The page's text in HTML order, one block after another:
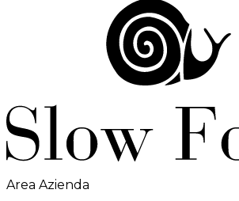
Area Azienda